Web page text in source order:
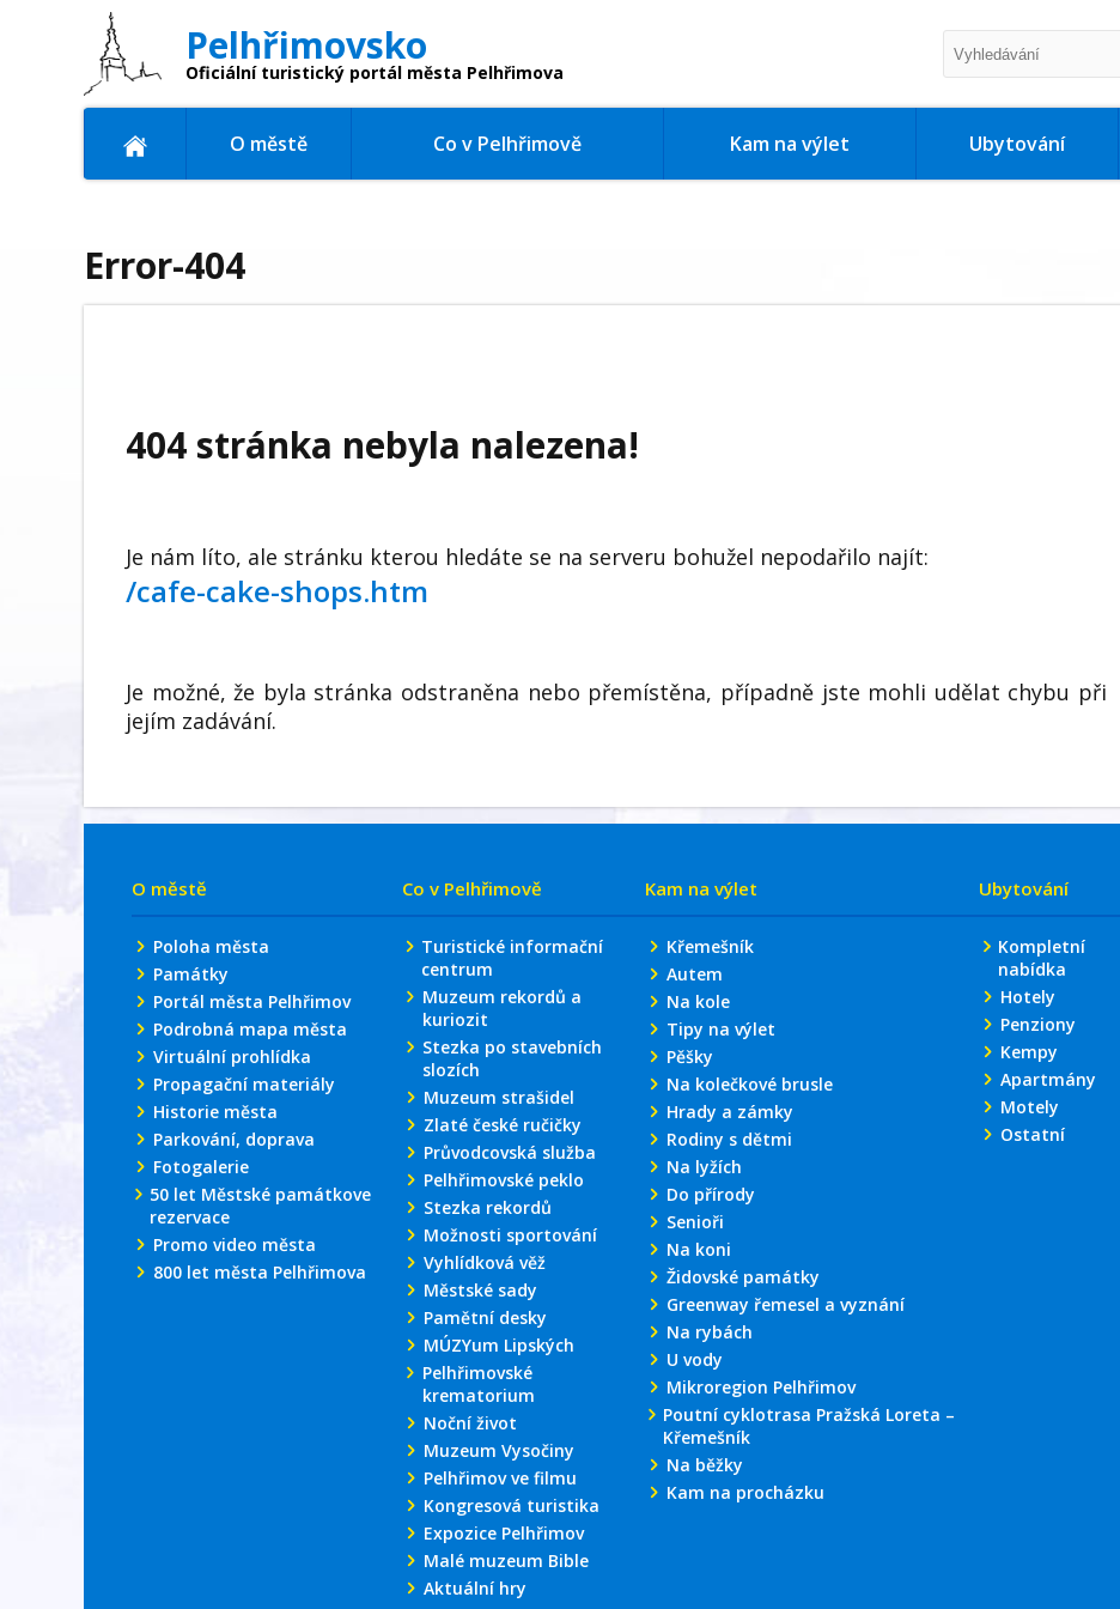
Pelhřimovsko
Oficiální turistický portál města Pelhřimova
O městě Co v Pelhřimově Kam na výlet Ubytování
Error-404
404 stránka nebyla nalezena!
Je nám líto, ale stránku kterou hledáte se na serveru bohužel nepodařilo najít:
/cafe-cake-shops.htm
Je možné, že byla stránka odstraněna nebo přemístěna, případně jste mohli udělat chybu při
jejím zadávání.
O městě
Poloha města
Památky
Portál města Pelhřimov
Podrobná mapa města
Virtuální prohlídka
Propagační materiály
Historie města
Parkování, doprava
Fotogalerie
50 let Městské památkove
rezervace
Promo video města
800 let města Pelhřimova
Co v Pelhřimově
Turistické informační
centrum
Muzeum rekordů a
kuriozit
Stezka po stavebních
slozích
Muzeum strašidel
Zlaté české ručičky
Průvodcovská služba
Pelhřimovské peklo
Stezka rekordů
Možnosti sportování
Vyhlídková věž
Městské sady
Pamětní desky
MÚZYum Lipských
Pelhřimovské
krematorium
Noční život
Muzeum Vysočiny
Pelhřimov ve filmu
Kongresová turistika
Expozice Pelhřimov
Malé muzeum Bible
Aktuální hry
Kam na výlet
Křemešník
Autem
Na kole
Tipy na výlet
Pěšky
Na kolečkové brusle
Hrady a zámky
Rodiny s dětmi
Na lyžích
Do přírody
Senioři
Na koni
Židovské památky
Greenway řemesel a vyznání
Na rybách
U vody
Mikroregion Pelhřimov
Poutní cyklotrasa Pražská Loreta –
Křemešník
Na běžky
Kam na procházku
Ubytování
Kompletní
nabídka
Hotely
Penziony
Kempy
Apartmány
Motely
Ostatní